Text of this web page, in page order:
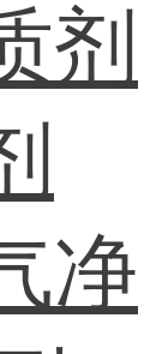
剂
净